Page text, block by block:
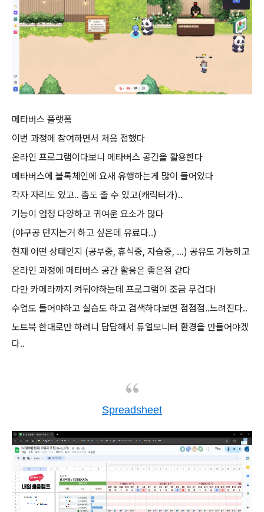
메타버스 플랫폼
이번 과정에 참여하면서 처음 접했다
온라인 프로그램이다보니 메타버스 공간을 활용한다
메타버스에 블록체인에 요새 유행하는게 많이 들어있다
각자 자리도 있고.. 춤도 출 수 있고(캐릭터가)..
기능이 엄청 다양하고 귀여운 요소가 많다
(야구공 던지는거 하고 싶은데 유료다..)
현재 어떤 상태인지 (공부중, 휴식중, 자습중, ...) 공유도 가능하고
온라인 과정에 메타버스 공간 활용은 좋은점 같다
다만 카메라까지 켜둬야하는데 프로그램이 조금 무겁다!
수업도 들어야하고 실습도 하고 검색하다보면 점점점..느려진다..
노트북 한대로만 하려니 답답해서 듀얼모니터 환경을 만들어야겠
다..
Spreadsheet